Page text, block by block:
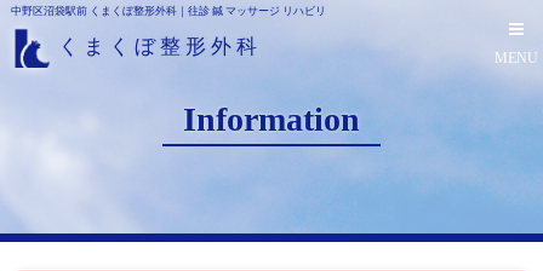
中野区沼袋駅前 くまくぼ整形外科｜往診 鍼 マッサージ リハビリ
くまくぼ整形外科
MENU
Information